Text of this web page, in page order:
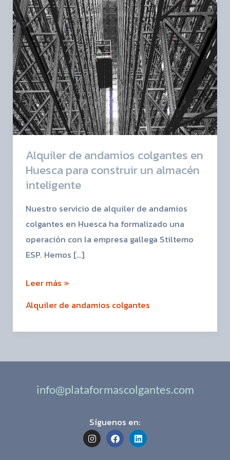
Alquiler de andamios colgantes en
Huesca para construir un almacén
inteligente
Nuestro servicio de alquiler de andamios
colgantes en Huesca ha formalizado una
operación con la empresa gallega Stiltemo
ESP. Hemos […]
Huesca
para
construir
un
almacén
inteligente
Leer más »
Alquiler de andamios colgantes
info@plataformascolgantes.com
Síguenos en:
I
n
s
F
a
c
L
i
n